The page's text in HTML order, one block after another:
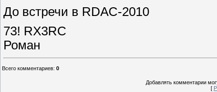
До встречи в RDAC-2010
73! RX3RC
Роман
Всего комментариев: 0
Добавлять комментарии
[